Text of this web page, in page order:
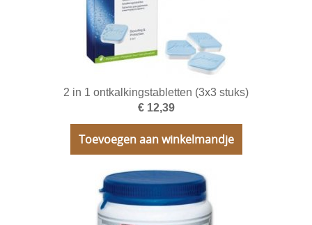
Instant producten Vending
Koffiemachines
Horeca Toestellen
2 in 1 ontkalkingstabletten (3x3 stuks)
€ 12,39
Toevoegen aan winkelmandje